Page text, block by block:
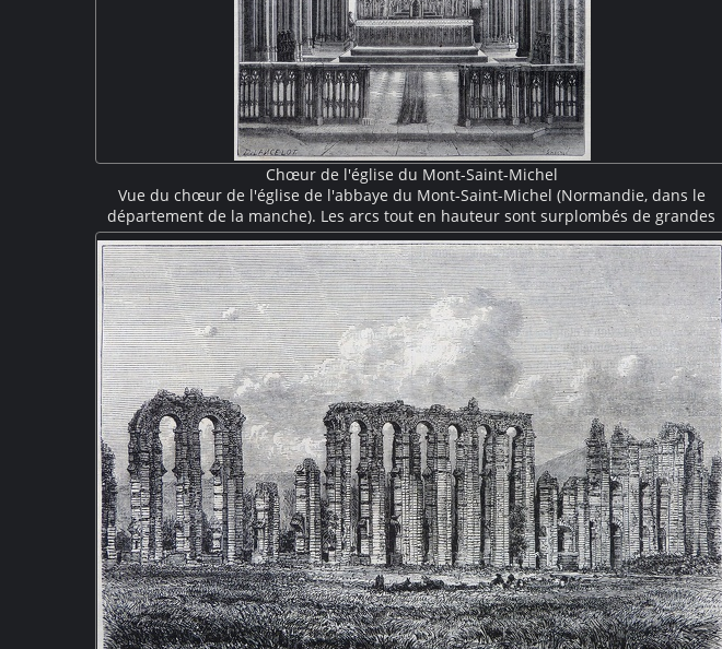
Chœur de l'église du Mont-Saint-Michel
Vue du chœur de l'église de l'abbaye du Mont-Saint-Michel (Normandie, dans le
département de la manche). Les arcs tout en hauteur sont surplombés de grandes
baies avec des vitraux. Une statue de l'archange Saint-Michel est visible au centre, à
hauteur du triforium. Suite à un écroulement du chœur roman, le chœur est
reconstruit à la fin du XVe siècle dans un style gothique flamboyant.